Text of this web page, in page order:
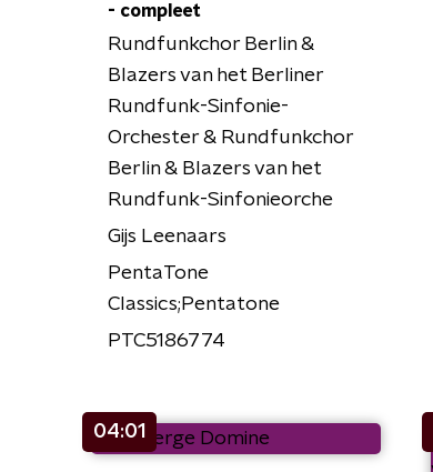
- compleet
Rundfunkchor Berlin &
Blazers van het Berliner
Rundfunk-Sinfonie-
Orchester & Rundfunkchor
Berlin & Blazers van het
Rundfunk-Sinfonieorche
Gijs Leenaars
PentaTone
Classics;Pentatone
PTC5186774
04:01